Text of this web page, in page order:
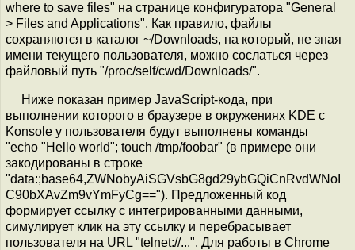
where to save files" на странице конфигуратора "General
> Files and Applications". Как правило, файлы
сохраняются в каталог ~/Downloads, на который, не зная
имени текущего пользователя, можно сослаться через
файловый путь "/proc/self/cwd/Downloads/".
Ниже показан пример JavaScript-кода, при
выполнении которого в браузере в окружениях KDE с
Konsole у пользователя будут выполнены команды
"echo "Hello world"; touch /tmp/foobar" (в примере они
закодированы в строке
"data:;base64,ZWNobyAiSGVsbG8gd29ybGQiCnRvdWNoI
C90bXAvZm9vYmFyCg=="). Предложенный код
формирует ссылку с интегрированными данными,
симулирует клик на эту ссылку и перебрасывает
пользователя на URL "telnet://...". Для работы в Chrome